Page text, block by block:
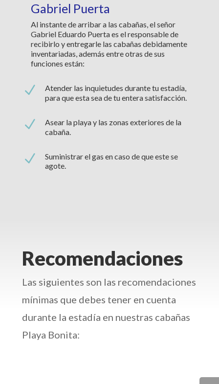
Gabriel Puerta
Al instante de arribar a las cabañas, el señor
Gabriel Eduardo Puerta es el responsable de
recibirlo y entregarle las cabañas debidamente
inventariadas, además entre otras de sus
funciones están:
N
Atender las inquietudes durante tu estadía,
para que esta sea de tu entera satisfacción.
N
Asear la playa y las zonas exteriores de la
cabaña.
N
Suministrar el gas en caso de que este se
agote.
Recomendaciones
Las siguientes son las recomendaciones
mínimas que debes tener en cuenta
durante la estadía en nuestras cabañas
Playa Bonita: